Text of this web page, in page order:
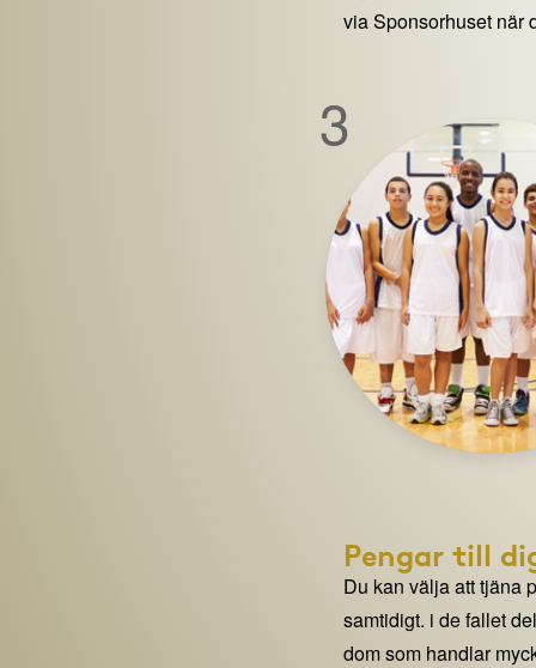
via Sponsorhuset när
3
Pengar till
Du kan välja att tjäna
samtidigt. i de fallet
dom som handlar